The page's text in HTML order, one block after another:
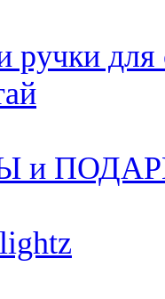
ручки для
и